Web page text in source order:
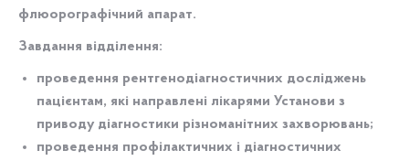
флюорографічний апарат.
Завдання відділення:
проведення рентгенодіагностичних досліджень
пацієнтам, які направлені лікарями Установи з
приводу діагностики різноманітних захворювань;
проведення профілактичних і діагностичних